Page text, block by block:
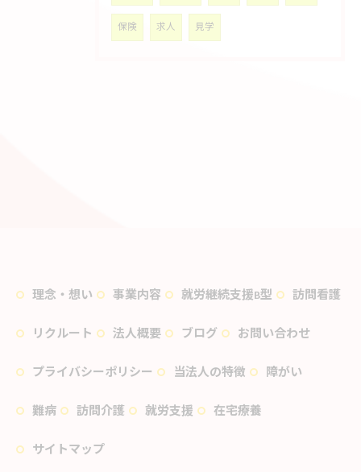
保険 求人 見学
理念・想い 事業内容 就労継続支援B型
訪問看護
リクルート
法人概要 ブログ
お問い合わせ
プライバシーポリシー
当法人の特徴
障がい
難病
訪問介護 就労支援
在宅療養
サイトマップ